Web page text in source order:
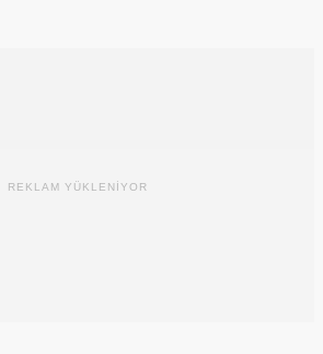
REKLAM YÜKLENİYOR